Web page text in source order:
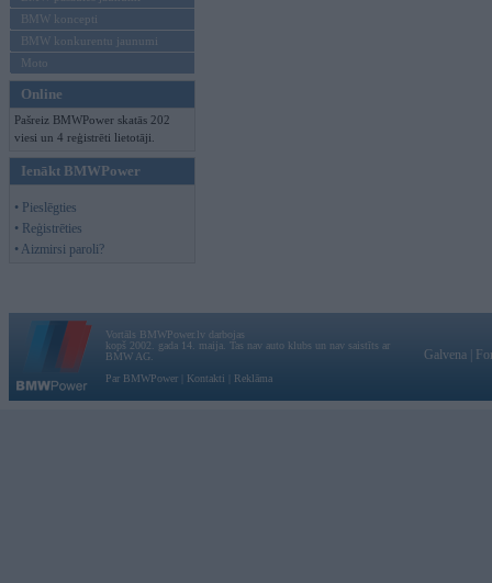
BMW koncepti
BMW konkurentu jaunumi
Moto
Online
Pašreiz BMWPower skatās 202
viesi un 4 reģistrēti lietotāji.
Ienākt BMWPower
• Pieslēgties
• Reģistrēties
• Aizmirsi paroli?
Vortāls BMWPower.lv darbojas
kopš 2002. gada 14. maija. Tas nav auto klubs un nav saistīts ar
BMW AG.
Par BMWPower
Kontakti Reklāma
Galvena